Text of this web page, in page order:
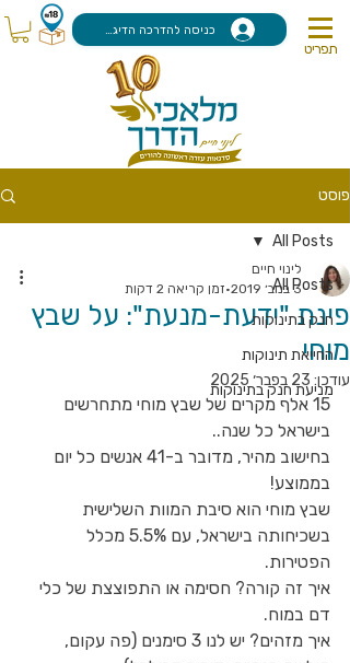
תפריט
כניסה להדרכה הדיגיטלית
פוסט
All Posts
חנק בתינוקות
החייאת תינוקות
מניעת חנק בתינוקות
All Posts
פינת "ידעת-מנעת": על שבץ
מוחי
לינוי חיים
3 בנוב׳ 2019
זמן קריאה 2 דקות
עודכן: 23 בפבר׳ 2025
15 אלף מקרים של שבץ מוחי מתחרשים
בישראל כל שנה..
בחישוב מהיר, מדובר ב-41 אנשים כל יום
בממוצע!
שבץ מוחי הוא סיבת המוות השלישית
בשכיחותה בישראל, עם 5.5% מכלל
הפטירות.
איך זה קורה? חסימה או התפוצצת של כלי
דם במוח.
איך מזהים? יש לנו 3 סימנים (פה עקום,